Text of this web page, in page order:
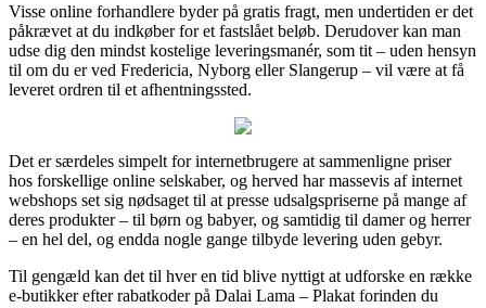
Visse online forhandlere byder på gratis fragt, men undertiden er det
påkrævet at du indkøber for et fastslået beløb. Derudover kan man
udse dig den mindst kostelige leveringsmanér, som tit – uden hensyn
til om du er ved Fredericia, Nyborg eller Slangerup – vil være at få
leveret ordren til et afhentningssted.
Det er særdeles simpelt for internetbrugere at sammenligne priser
hos forskellige online selskaber, og herved har massevis af internet
webshops set sig nødsaget til at presse udsalgspriserne på mange af
deres produkter – til børn og babyer, og samtidig til damer og herrer
– en hel del, og endda nogle gange tilbyde levering uden gebyr.
Til gengæld kan det til hver en tid blive nyttigt at udforske en række
e-butikker efter rabatkoder på Dalai Lama – Plakat forinden du